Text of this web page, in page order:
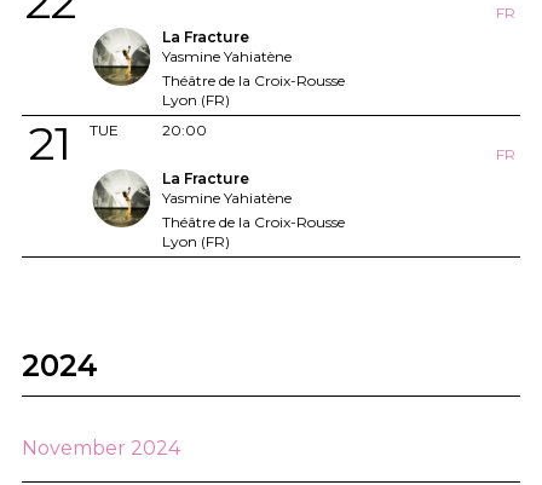
FR
La Fracture
Yasmine Yahiatène
Théâtre de la Croix-Rousse
Lyon (FR)
TUE
21
20:00
FR
La Fracture
Yasmine Yahiatène
Théâtre de la Croix-Rousse
Lyon (FR)
2024
November 2024